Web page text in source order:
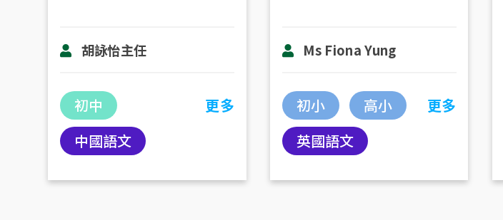
胡詠怡主任
初中
中國語文
更多
Ms Fiona Yung
初小
高小
英國語文
更多